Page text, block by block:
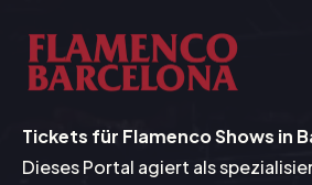
Tickets für Flamenco Shows in
Dieses Portal agiert als